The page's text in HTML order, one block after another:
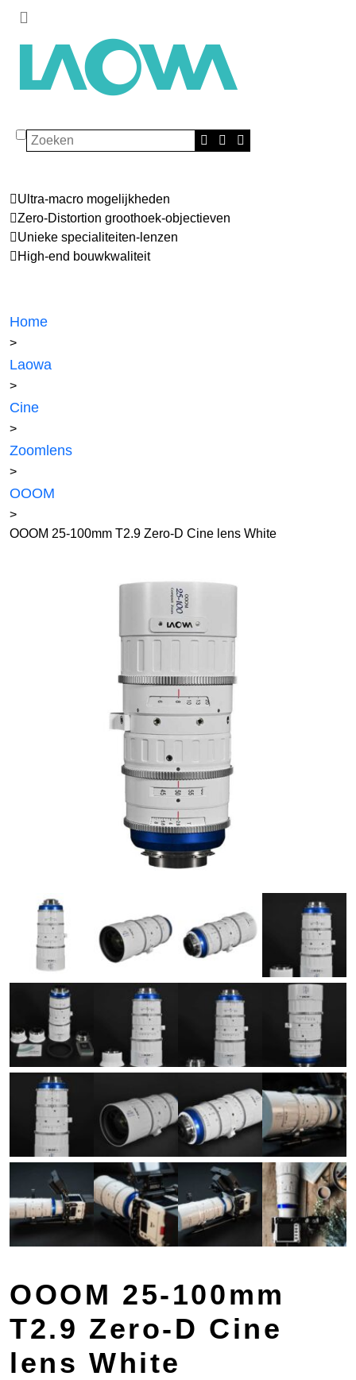
Zoeken
Ultra-macro mogelijkheden
Zero-Distortion groothoek-objectieven
Unieke specialiteiten-lenzen
High-end bouwkwaliteit
Home
>
Laowa
>
Cine
>
Zoomlens
>
OOOM
>
OOOM 25-100mm T2.9 Zero-D Cine lens White
OOOM 25-100mm
T2.9 Zero-D Cine
lens White